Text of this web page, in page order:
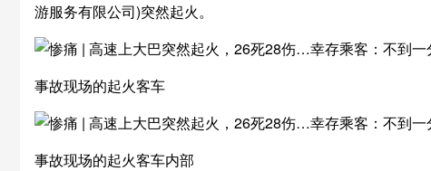
游服务有限公司)突然起火。
事故现场的起火客车
事故现场的起火客车内部